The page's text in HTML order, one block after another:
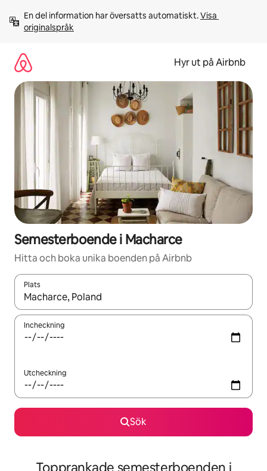
innehåll
En del information har översatts automatiskt. Visa
originalspråk
Hyr ut på Airbnb
Semesterboende i Macharce
Hitta och boka unika boenden på Airbnb
Plats
När resultaten är tillgängliga kan du navigera med upp- och
Incheckning
Utcheckning
Sök